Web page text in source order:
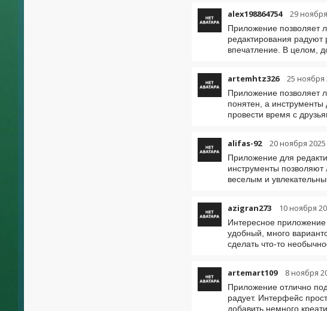
alex198864754 29
Приложение позволяет
редактирования
впечатление. В целом,
artemhtz326 25 ноября
Приложение позволяет
понятен, а инструменты
провести время с
alifas-92 20 ноября 2025
Приложение для
инструменты
веселым и
azigran273 10 ноября
Интересное
удобный, много
сделать что-то
artemart109 8 ноября
Приложение отлично
радует. Интерфейс
добавить немного